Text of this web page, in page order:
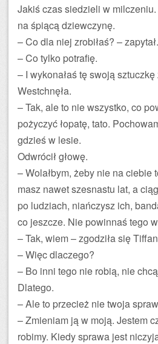
Jakiś czas siedzieli w
na śpiącą dziewczynę.
– Co dla niej zrobiłaś? – zapytał.
– Co tylko potrafię.
– I wykonałaś tę swoją
Westchnęła.
– Tak, ale to nie wszystko, co
pożyczyć łopatę, tato.
gdzieś w lesie.
Odwrócił głowę.
– Wolałbym, żeby nie na ciebie
masz nawet szesnastu lat, a
po ludziach, niańczysz ich,
co jeszcze. Nie powinnaś tego
– Tak, wiem – zgodziła się
– Więc dlaczego?
– Bo inni tego nie robią, nie
Dlatego.
– Ale to przecież nie twoja
– Zmieniam ją w moją. Jestem
robimy. Kiedy sprawa jest